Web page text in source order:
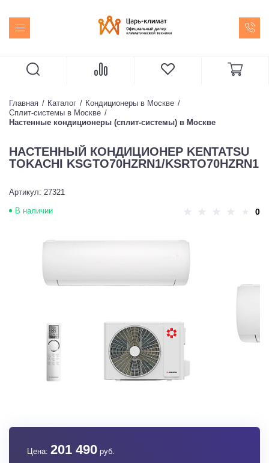
Главная Каталог
Кондиционеры в Москве
Сплит-системы в Москве
Настенные кондиционеры (сплит-системы) в Москве
НАСТЕННЫЙ КОНДИЦИОНЕР KENTATSU
TOKACHI KSGTO70HZRN1/KSRTO70HZRN1
Артикул: 27321
В наличии 0
Цена: 201 490 руб.